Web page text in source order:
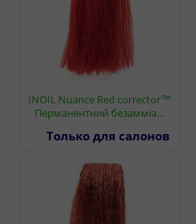
INOIL Nuance Red corrector™
Перманентний безамміа…
Только для салонов